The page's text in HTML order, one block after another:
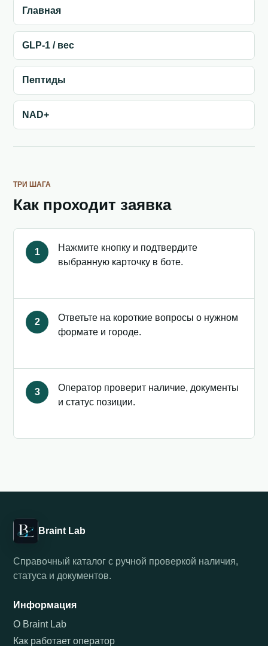
Главная
GLP-1 / вес
Пептиды
NAD+
ТРИ ШАГА
Как проходит заявка
1
Нажмите кнопку и подтвердите
выбранную карточку в боте.
2
Ответьте на короткие вопросы о нужном
формате и городе.
3
Оператор проверит наличие, документы
и статус позиции.
Braint Lab
Справочный каталог с ручной проверкой наличия,
статуса и документов.
Информация
О Braint Lab
Как работает оператор